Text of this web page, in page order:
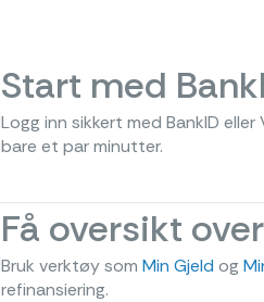
Start med
Logg inn sikkert med BankID
bare et par minutter.
Få oversikt
Bruk verktøy som Min Gjeld og
refinansiering.